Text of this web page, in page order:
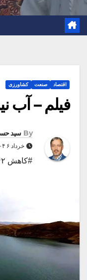
اقتصاد صنعت کشاورزی
فیلم – آب
By سید
خرداد ۶ ۱۴۰۴
#کاهش ۴۲ درصدی نزولات آسمانی